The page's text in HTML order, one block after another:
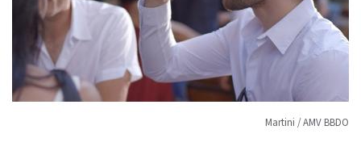
Martini / AMV BBDO